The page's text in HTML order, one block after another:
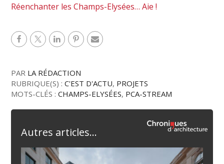
Réenchanter les Champs-Elysées… Aie !
PAR LA RÉDACTION
RUBRIQUE(S) :C'EST D'ACTU, PROJETS
MOTS-CLÉS :CHAMPS-ELYSÉES, PCA-STREAM
Autres articles...